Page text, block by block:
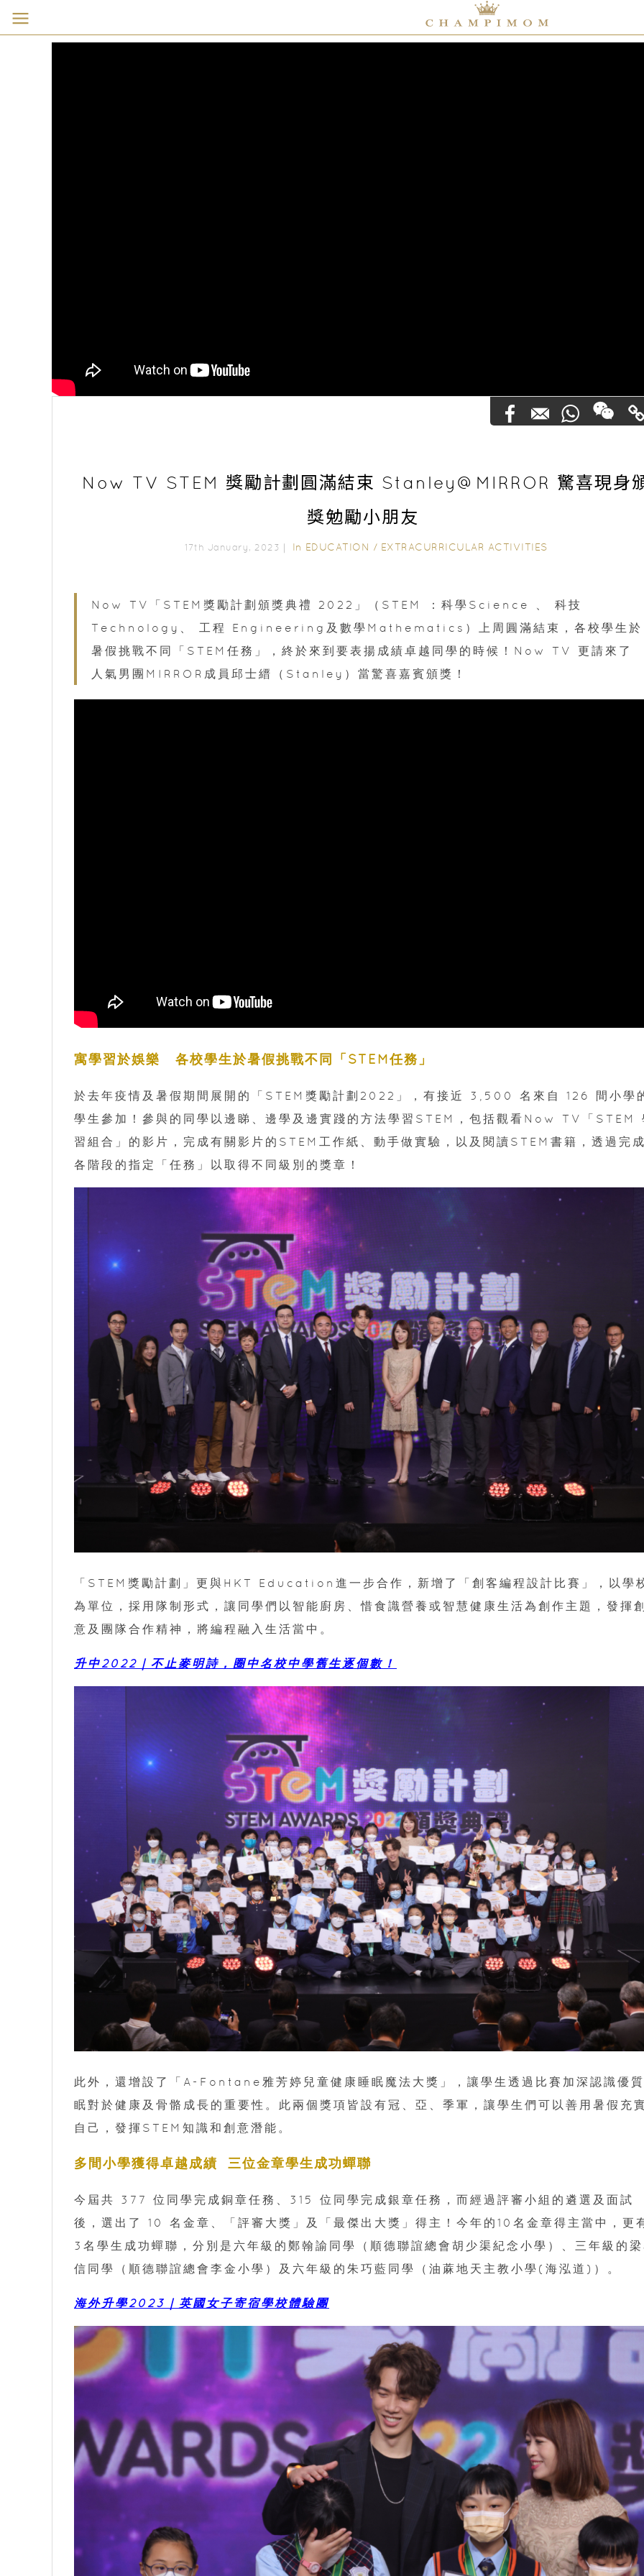
Now TV STEM 獎勵計劃圓滿結束 Stanley@MIRROR 驚喜現身
獎勉勵小朋友
17th January, 2023｜ In EDUCATION / EXTRACURRICULAR ACTIVITIES
Now TV「STEM獎勵計劃頒獎典禮 2022」（STEM ：科學Science 、 科技
Technology、 工程 Engineering及數學Mathematics）上周圓滿結束，各校學生於
暑假挑戰不同「STEM任務」，終於來到要表揚成績卓越同學的時候！Now TV 更請來了
人氣男團MIRROR成員邱士縉（Stanley）當驚喜嘉賓頒獎！
寓學習於娛樂 各校學生於暑假挑戰不同「STEM任務」
於去年疫情及暑假期間展開的「STEM獎勵計劃2022」，有接近 3,500 名來自 126 間小學
學生參加！參與的同學以邊睇、邊學及邊實踐的方法學習STEM，包括觀看Now TV「STEM
習組合」的影片，完成有關影片的STEM工作紙、動手做實驗，以及閱讀STEM書籍，透過完
各階段的指定「任務」以取得不同級別的獎章！
「STEM獎勵計劃」更與HKT Education進一步合作，新增了「創客編程設計比賽」，以學
為單位，採用隊制形式，讓同學們以智能廚房、惜食識營養或智慧健康生活為創作主題，發揮
意及團隊合作精神，將編程融入生活當中。
升中2022｜不止麥明詩，圈中名校中學舊生逐個數！
此外，還增設了「A-Fontane雅芳婷兒童健康睡眠魔法大獎」，讓學生透過比賽加深認識優
眠對於健康及骨骼成長的重要性。此兩個獎項皆設有冠、亞、季軍，讓學生們可以善用暑假充
自己，發揮STEM知識和創意潛能。
多間小學獲得卓越成績 三位金章學生成功蟬聯
今屆共 377 位同學完成銅章任務、315 位同學完成銀章任務，而經過評審小組的遴選及面試
後，選出了 10 名金章、「評審大獎」及「最傑出大獎」得主！今年的10名金章得主當中，更
3名學生成功蟬聯，分別是六年級的鄭翰諭同學（順德聯誼總會胡少渠紀念小學）、三年級的
信同學（順德聯誼總會李金小學）及六年級的朱巧藍同學（油蔴地天主教小學(海泓道)）。
海外升學2023｜英國女子寄宿學校體驗團